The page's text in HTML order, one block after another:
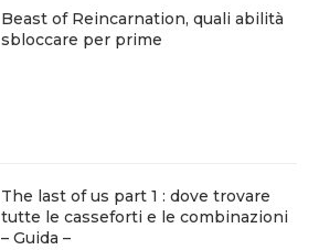
Beast of Reincarnation, quali abilità
sbloccare per prime
The last of us part 1 : dove trovare
tutte le casseforti e le combinazioni
– Guida –